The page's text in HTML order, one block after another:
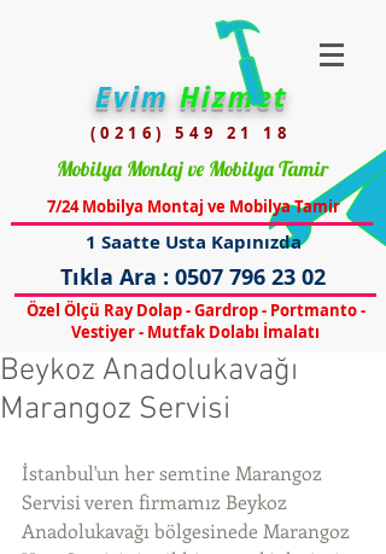
EvimHizmet
(0216) 549 21 18
Mobilya Montaj ve Mobilya Tamir
7/24 Mobilya Montaj ve Mobilya Tamir
1 Saatte Usta Kapınızda
Tıkla Ara : 0507 796 23 02
Özel Ölçü Ray Dolap - Gardrop - Portmanto -
Vestiyer - Mutfak Dolabı İmalatı
Beykoz Anadolukavağı
Marangoz Servisi
İstanbul'un her semtine Marangoz
Servisi veren firmamız Beykoz
Anadolukavağı bölgesinede Marangoz